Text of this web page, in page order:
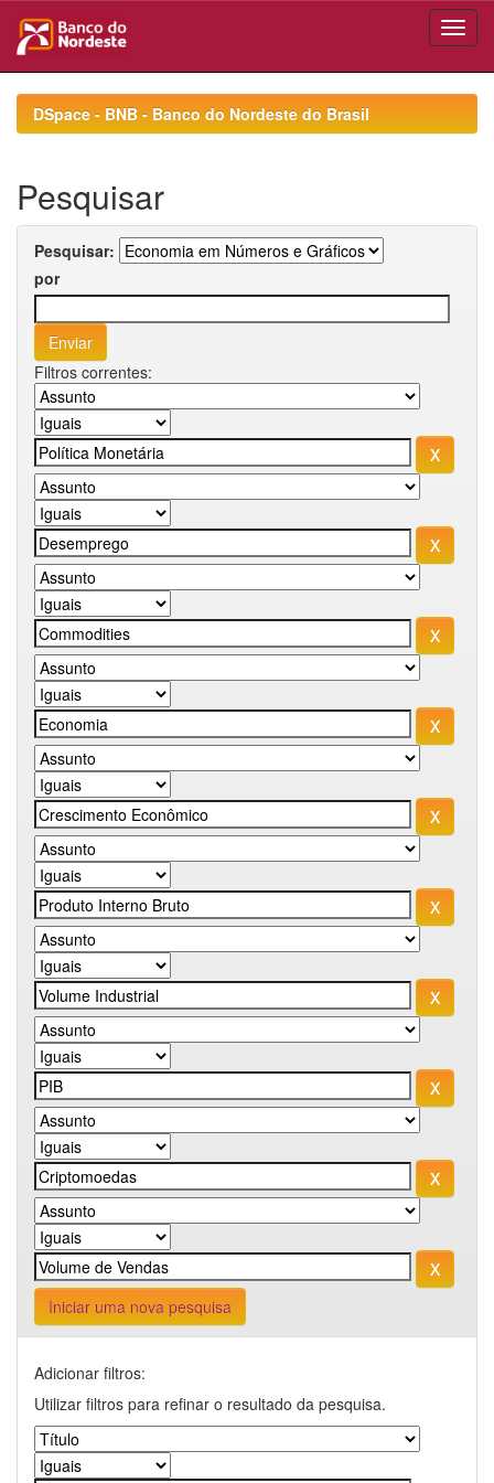
navigationDSpace - BNB - Banco do Nordeste do Brasil
Pesquisar
Pesquisar:
por
Filtros correntes:
Iniciar uma nova pesquisa
Adicionar filtros:
Utilizar filtros para refinar o resultado da pesquisa.